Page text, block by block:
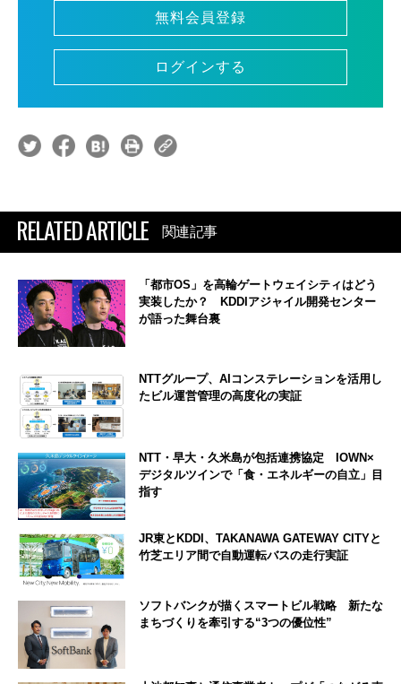
無料会員登録
ログインする
RELATED ARTICLE 関連記事
「都市OS」を高輪ゲートウェイシティはどう
実装したか？ KDDIアジャイル開発センター
が語った舞台裏
NTTグループ、AIコンステレーションを活用し
たビル運営管理の高度化の実証
NTT・早大・久米島が包括連携協定 IOWN×
デジタルツインで「食・エネルギーの自立」目
指す
JR東とKDDI、TAKANAWA GATEWAY CITYと
竹芝エリア間で自動運転バスの走行実証
ソフトバンクが描くスマートビル戦略 新たな
まちづくりを牽引する“3つの優位性”